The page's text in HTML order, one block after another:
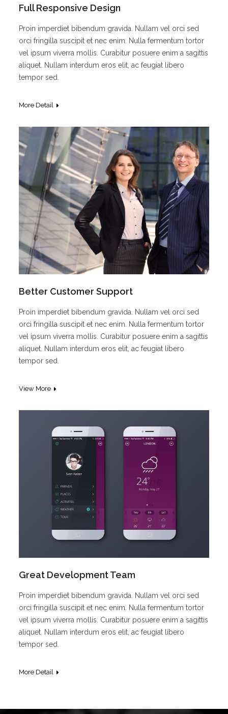
Full Responsive Design
Proin imperdiet bibendum gravida. Nullam vel orci sed
orci fringilla suscipit et nec enim. Nulla fermentum tortor
vel ipsum viverra mollis. Curabitur posuere enim a sagittis
aliquet. Nullam interdum eros elit, ac feugiat libero
tempor sed.
More Detail
Better Customer Support
Proin imperdiet bibendum gravida. Nullam vel orci sed
orci fringilla suscipit et nec enim. Nulla fermentum tortor
vel ipsum viverra mollis. Curabitur posuere enim a sagittis
aliquet. Nullam interdum eros elit, ac feugiat libero
tempor sed.
View More
Great Development Team
Proin imperdiet bibendum gravida. Nullam vel orci sed
orci fringilla suscipit et nec enim. Nulla fermentum tortor
vel ipsum viverra mollis. Curabitur posuere enim a sagittis
aliquet. Nullam interdum eros elit, ac feugiat libero
tempor sed.
More Detail